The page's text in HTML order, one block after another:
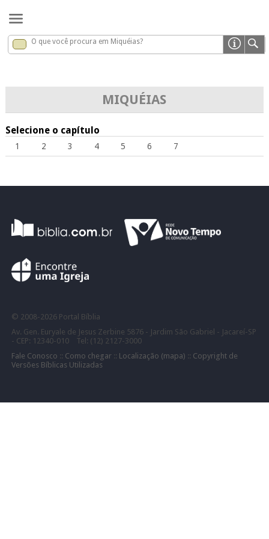
Miquéias x
O que você procura em Miquéias?
MIQUÉIAS
Selecione o capítulo
1 2 3 4 5 6 7
© 2008- 2026 Portal Bíblia
Av. Gen. Euryale de Jesus Zerbine 5876 - Jardim São Gabriel - Jacareí-SP
- CEP: 12340-010 Tel: (12) 2127-3000
Fale Conosco :: Como chegar:: Localização (mapa) :: Copyright de
Versões Bíblicas Utilizadas